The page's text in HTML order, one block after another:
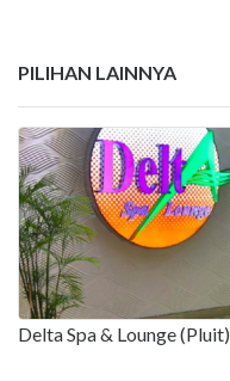
PILIHAN LAINNYA
Delta Spa & Lounge (Pluit)